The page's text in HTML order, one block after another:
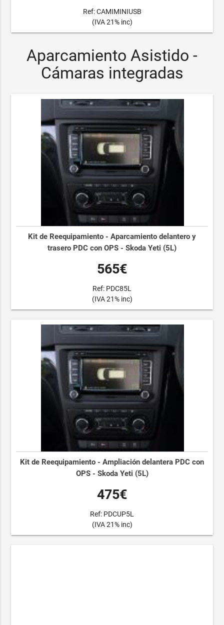
Ref: CAMIMINIUSB
(IVA 21% inc)
Aparcamiento Asistido -
Cámaras integradas
Kit de Reequipamiento - Aparcamiento delantero y
trasero PDC con OPS - Skoda Yeti (5L)
565€
Ref: PDC85L
(IVA 21% inc)
Kit de Reequipamiento - Ampliación delantera PDC con
OPS - Skoda Yeti (5L)
475€
Ref: PDCUP5L
(IVA 21% inc)